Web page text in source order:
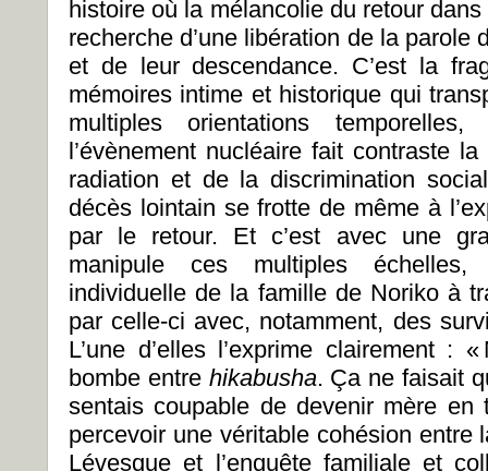
histoire où la mélancolie du retour
recherche d’une libération de la parole
et de leur descendance. C’est la
mémoires intime et historique qui
multiples orientations temporelles,
l’évènement nucléaire fait contraste
radiation et de la discrimination
décès lointain se frotte de même à
par le retour. Et c’est avec une
manipule ces multiples échelles,
individuelle de la famille de Noriko à
par celle-ci avec, notamment, des
L’une d’elles l’exprime clairement : «
bombe entre hikabusha. Ça ne faisait
sentais coupable de devenir mère en
percevoir une véritable cohésion entre
Lévesque et l’enquête familiale et